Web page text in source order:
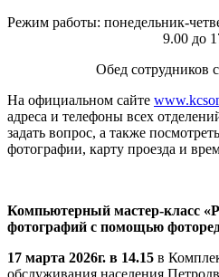
Режим работы: понедельник-
9.00 до
Обед сотрудников
На официальном сайте
адреса и телефоны всех
задать вопрос, а также
фотографии, карту проезда и
Компьютерный мастер-класс
фотографий с помощью
17 марта 2026г. в 14.15 в
обслуживания населения